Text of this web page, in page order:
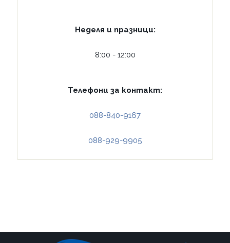
Неделя и празници:
8:00 - 12:00
Телефони за контакт:
088-840-9167
088-929-9905